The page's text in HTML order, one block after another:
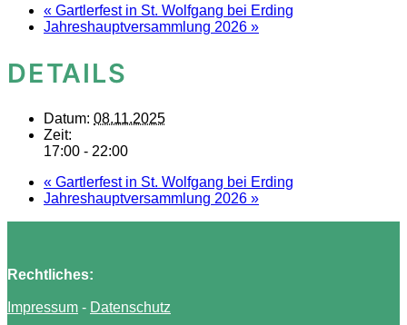
« Gartlerfest in St. Wolfgang bei Erding
Jahreshauptversammlung 2026 »
DETAILS
Datum: 08.11.2025
Zeit:
17:00 - 22:00
« Gartlerfest in St. Wolfgang bei Erding
Jahreshauptversammlung 2026 »
Rechtliches:
Impressum - Datenschutz